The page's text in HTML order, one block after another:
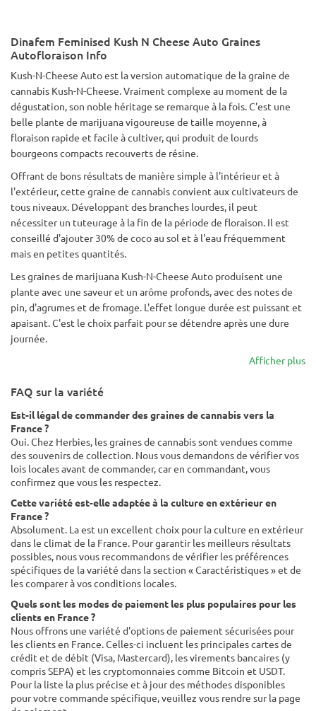
Dinafem Feminised Kush N Cheese Auto Graines
Autofloraison Info
Kush-N-Cheese Auto est la version automatique de la graine de
cannabis Kush-N-Cheese. Vraiment complexe au moment de la
dégustation, son noble héritage se remarque à la fois. C'est une
belle plante de marijuana vigoureuse de taille moyenne, à
floraison rapide et facile à cultiver, qui produit de lourds
bourgeons compacts recouverts de résine.
Offrant de bons résultats de manière simple à l'intérieur et à
l'extérieur, cette graine de cannabis convient aux cultivateurs de
tous niveaux. Développant des branches lourdes, il peut
nécessiter un tuteurage à la fin de la période de floraison. Il est
conseillé d'ajouter 30% de coco au sol et à l'eau fréquemment
mais en petites quantités.
Les graines de marijuana Kush-N-Cheese Auto produisent une
plante avec une saveur et un arôme profonds, avec des notes de
pin, d'agrumes et de fromage. L'effet longue durée est puissant et
apaisant. C'est le choix parfait pour se détendre après une dure
journée.
Afficher plus
FAQ sur la variété
Est-il légal de commander des graines de cannabis vers la
France ?
Oui. Chez Herbies, les graines de cannabis sont vendues comme
des souvenirs de collection. Nous vous demandons de vérifier vos
lois locales avant de commander, car en commandant, vous
confirmez que vous les respectez.
Cette variété est-elle adaptée à la culture en extérieur en
France ?
Absolument. La est un excellent choix pour la culture en extérieur
dans le climat de la France. Pour garantir les meilleurs résultats
possibles, nous vous recommandons de vérifier les préférences
spécifiques de la variété dans la section « Caractéristiques » et de
les comparer à vos conditions locales.
Quels sont les modes de paiement les plus populaires pour les
clients en France ?
Nous offrons une variété d'options de paiement sécurisées pour
les clients en France. Celles-ci incluent les principales cartes de
crédit et de débit (Visa, Mastercard), les virements bancaires (y
compris SEPA) et les cryptomonnaies comme Bitcoin et USDT.
Pour la liste la plus précise et à jour des méthodes disponibles
pour votre commande spécifique, veuillez vous rendre sur la page